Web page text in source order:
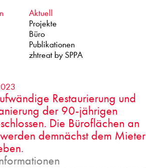
Aktuell
Projekte
Büro
Publikationen
zhtreat by SPPA
Restaurierung und
der 90-jährigen
Die Büroflächen an
demnächst dem Mieter